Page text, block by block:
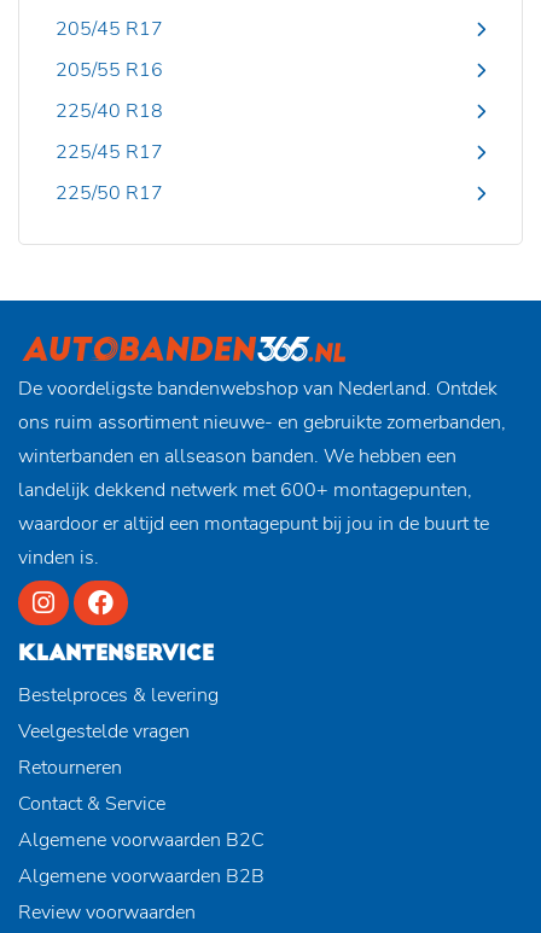
205/45 R17
205/55 R16
225/40 R18
225/45 R17
225/50 R17
De voordeligste bandenwebshop van Nederland. Ontdek
ons ruim assortiment nieuwe- en gebruikte zomerbanden,
winterbanden en allseason banden. We hebben een
landelijk dekkend netwerk met 600+ montagepunten,
waardoor er altijd een montagepunt bij jou in de buurt te
vinden is.
KLANTENSERVICE
Bestelproces & levering
Veelgestelde vragen
Retourneren
Contact & Service
Algemene voorwaarden B2C
Algemene voorwaarden B2B
Review voorwaarden